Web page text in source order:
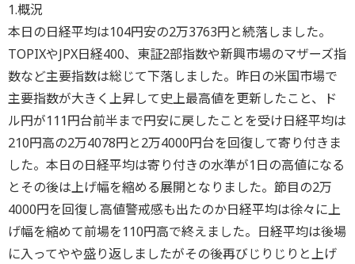
1.概況
本日の日経平均は104円安の2万3763円と続落しました。
TOPIXやJPX日経400、東証2部指数や新興市場のマザーズ指
数など主要指数は総じて下落しました。昨日の米国市場で
主要指数が大きく上昇して史上最高値を更新したこと、ド
ル円が111円台前半まで円安に戻したことを受け日経平均は
210円高の2万4078円と2万4000円台を回復して寄り付きま
した。本日の日経平均は寄り付きの水準が1日の高値になる
とその後は上げ幅を縮める展開となりました。節目の2万
4000円を回復し高値警戒感も出たのか日経平均は徐々に上
げ幅を縮めて前場を110円高で終えました。日経平均は後場
に入ってやや盛り返しましたがその後再びじりじりと上げ